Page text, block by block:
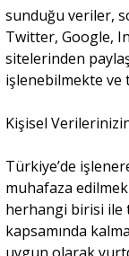
sunduğu veriler,
Twitter, Google,
sitelerinden
işlenebilmekte
Kişisel
Türkiye’de
muhafaza
herhangi birisi ile
kapsamında